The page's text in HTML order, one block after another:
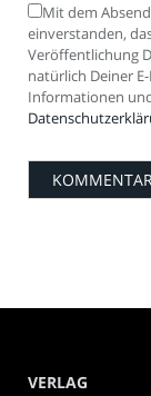
Mit dem
einverstanden,
Veröffentlichung
natürlich Deiner
Informationen
VERLAG